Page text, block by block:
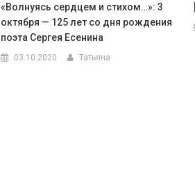
«Волнуясь сердцем и стихом…»: 3
октября — 125 лет со дня рождения
поэта Сергея Есенина
03.10.2020 Татьяна